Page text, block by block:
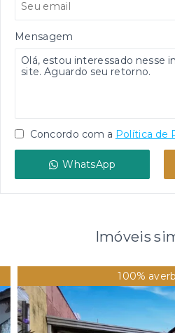
Mensagem
Concordo com a Política de
WhatsApp
Imóveis
100%